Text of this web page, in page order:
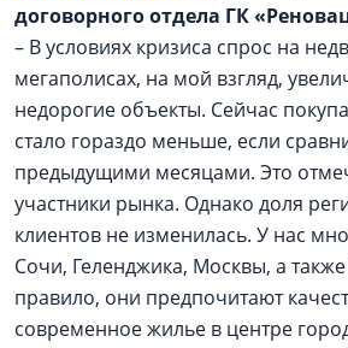
договорногоотдела ГК
– В условиях кризиса спрос на
мегаполисах, на мой взгляд,
недорогие объекты. Сейчас
стало гораздо меньше, если
предыдущими месяцами. Это
участники рынка. Однако доля
клиентов не изменилась. У нас
Сочи, Геленджика, Москвы, а
правило, они предпочитают
современное жилье в центре